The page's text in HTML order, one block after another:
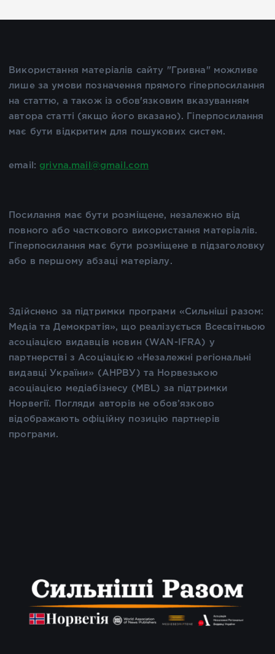
Використання матеріалів сайту "Гривна" можливе
лише за умови позначення прямого гіперпосилання
на статтю, а також із обов'язковим вказуванням
автора статті (якщо його вказано). Гіперпосилання
має бути відкритим для пошукових систем.
email: grivna.mail@gmail.com
Посилання має бути розміщене, незалежно від
повного або часткового використання матеріалів.
Гіперпосилання має бути розміщене в підзаголовку
або в першому абзаці матеріалу.
Здійснено за підтримки програми «Сильніші разом:
Медіа та Демократія», що реалізується Всесвітньою
асоціацією видавців новин (WAN-IFRA) у
партнерстві з Асоціацією «Незалежні регіональні
видавці України» (АНРВУ) та Норвезькою
асоціацією медіабізнесу (MBL) за підтримки
Норвегії. Погляди авторів не обов’язково
відображають офіційну позицію партнерів
програми.